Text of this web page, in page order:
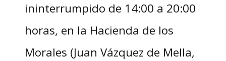
ininterrumpido de 14:00 a 20:00
horas, en la Hacienda de los
Morales (Juan Vázquez de Mella,